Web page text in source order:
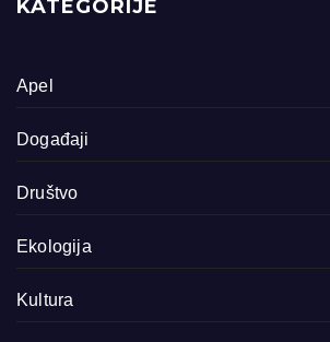
KATEGORIJE
Apel
Događaji
Društvo
Ekologija
Kultura